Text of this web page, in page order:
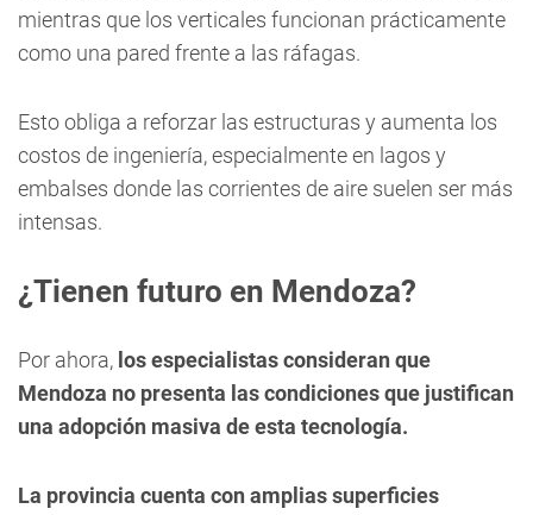
mientras que los verticales funcionan prácticamente
como una pared frente a las ráfagas.
Esto obliga a reforzar las estructuras y aumenta los
costos de ingeniería, especialmente en lagos y
embalses donde las corrientes de aire suelen ser más
intensas.
¿Tienen futuro en Mendoza?
Por ahora, los especialistas consideran que
Mendoza no presenta las condiciones que justifican
una adopción masiva de esta tecnología.
La provincia cuenta con amplias superficies